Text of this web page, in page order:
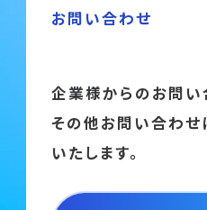
お問い合わせ
企業様からのお問い
その他お問い合わせ
いたします。